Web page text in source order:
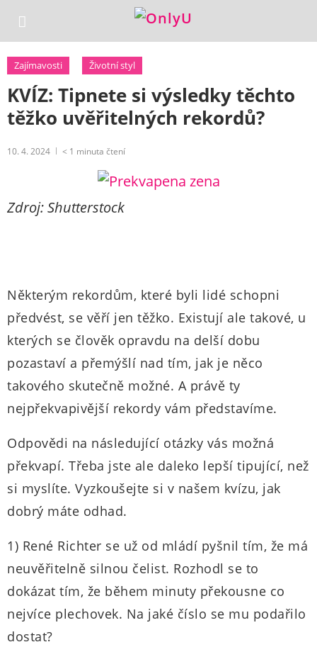
Zajímavosti Životní styl
KVÍZ: Tipnete si výsledky těchto
těžko uvěřitelných rekordů?
10. 4. 2024 < 1 minuta čtení
Zdroj: Shutterstock
Některým rekordům, které byli lidé schopni
předvést, se věří jen těžko. Existují ale takové, u
kterých se člověk opravdu na delší dobu
pozastaví a přemýšlí nad tím, jak je něco
takového skutečně možné. A právě ty
nejpřekvapivější rekordy vám představíme.
Odpovědi na následující otázky vás možná
překvapí. Třeba jste ale daleko lepší tipující, než
si myslíte. Vyzkoušejte si v našem kvízu, jak
dobrý máte odhad.
1) René Richter se už od mládí pyšnil tím, že má
neuvěřitelně silnou čelist. Rozhodl se to
dokázat tím, že během minuty překousne co
nejvíce plechovek. Na jaké číslo se mu podařilo
dostat?